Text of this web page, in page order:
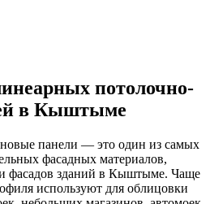
потолочно-
в Кыштыме
панели — это один из самых
фасадных материалов,
фасадов зданий в Кыштыме. Чаще
используют для облицовки